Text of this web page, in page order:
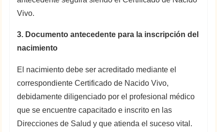
Vivo.
3. Documento antecedente para la inscripción del
nacimiento
El nacimiento debe ser acreditado mediante el
correspondiente Certificado de Nacido Vivo,
debidamente diligenciado por el profesional médico
que se encuentre capacitado e inscrito en las
Direcciones de Salud y que atienda el suceso vital.